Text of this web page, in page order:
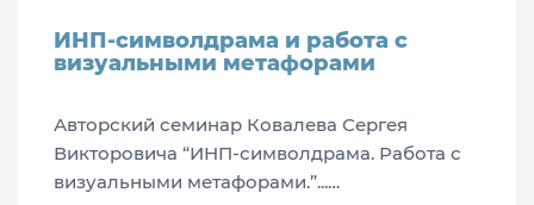
ИНП-символдрама и работа с
визуальными метафорами
Авторский семинар Ковалева Сергея
Викторовича “ИНП-символдрама. Работа с
визуальными метафорами.”...…